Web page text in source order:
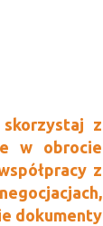
skorzystaj z
w obrocie
z
dokumenty